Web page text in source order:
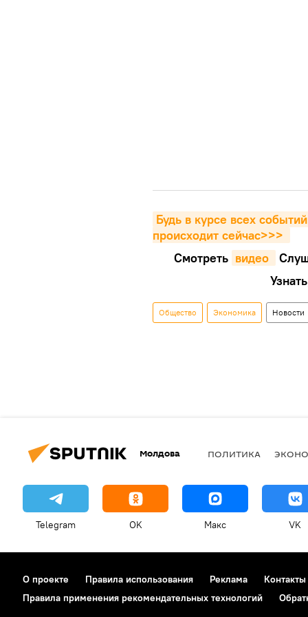
Будь в курсе всех
происходит сейчаc>>>
Смотреть видео
Узнать
Общество Экономика Новости
Молдова ПОЛИТИКА
Telegram OK Макс VK
О проекте Правила использования Реклама
Контакты
Правила применения рекомендательных технологий